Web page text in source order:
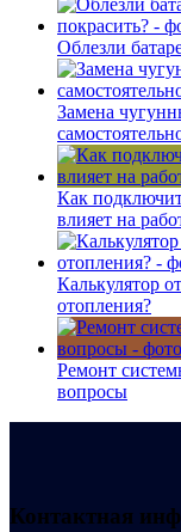
Облезли
Замена
Как
влияет на
Калькулятор
отопления?
Ремонт
вопросы
Контактная